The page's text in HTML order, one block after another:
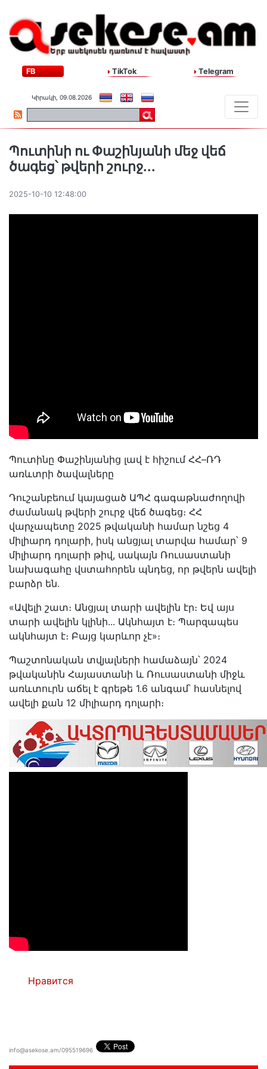
FB TikTok Telegram
Կիրակի, 09.08.2026
Պուտինի ու Փաշինյանի մեջ վեճ
ծագեց՝ թվերի շուրջ․․․
2025-10-10 12:48:00
Պուտինը Փաշինյանից լավ է հիշում ՀՀ–ՌԴ
առևտրի ծավալները
Դուշանբեում կայացած ԱՊՀ գագաթնաժողովի
ժամանակ թվերի շուրջ վեճ ծագեց։ ՀՀ
վարչապետը 2025 թվականի համար նշեց 4
միլիարդ դոլարի, իսկ անցյալ տարվա համար՝ 9
միլիարդ դոլարի թիվ, սակայն Ռուսաստանի
նախագահը վստահորեն պնդեց, որ թվերն ավելի
բարձր են.
«Ավելի շատ։ Անցյալ տարի ավելին էր։ Եվ այս
տարի ավելին կլինի... Ակնհայտ է։ Պարզապես
ակնհայտ է։ Բայց կարևոր չէ»։
Պաշտոնական տվյալների համաձայն՝ 2024
թվականին Հայաստանի և Ռուսաստանի միջև
առևտուրն աճել է գրեթե 1.6 անգամ՝ հասնելով
ավելի քան 12 միլիարդ դոլարի։
Нравится
info@asekose.am/095519696